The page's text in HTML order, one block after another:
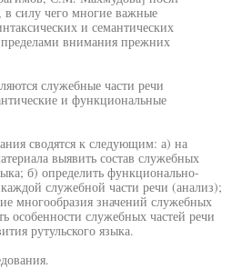
в силу чего многие важные
и семантических
пределами внимания прежних
служебные части речи
и функциональные
сводятся к следующим: а) на
выявить состав служебных
б) определить функционально-
служебной части речи (анализ);
многообразия значений служебных
особенности служебных частей речи
рутульского языка.